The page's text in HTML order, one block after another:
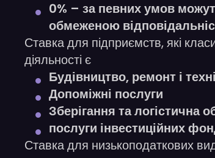
0% – за певних умов
обмеженою
Ставка для підприємств, які
діяльності є
Будівництво, ремонт і
Допоміжні послуги
Зберігання та логістична
послуги інвестиційних
Ставка для низькоподаткових